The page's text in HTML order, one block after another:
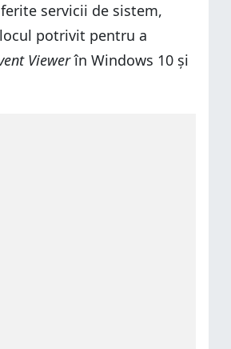
servicii de sistem,
potrivit pentru a
Viewerîn Windows 10 și